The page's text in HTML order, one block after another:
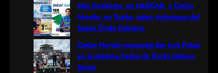
Max Gutiérrez, en NASCAR, y Carlos
Novelo, en Trucks, salen victoriosos del
Súper Óvalo Potosino
Carlos Novelo conquista San Luis Potosí
en la séptima Fecha de Trucks México
Series